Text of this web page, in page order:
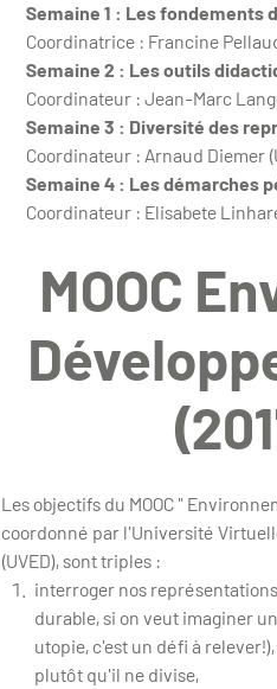
Semaine 1 : Les fondements
Coordinatrice : Francine
Semaine 2 : Les outils
Coordinateur : Jean-Marc
Semaine 3 : Diversité des
Coordinateur : Arnaud
Semaine 4 : Les démarches
Coordinateur : Elisabete
MOOC
Les objectifs du MOOC "
coordonné par l'Université
(UVED), sont triples :
interroger nos
durable, si on veut imaginer
utopie, c'est un défi à
plutôt qu'il ne divise,